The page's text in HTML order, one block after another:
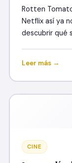
Rotten
Netflix así ya
descubrir qué
Leer más →
CINE